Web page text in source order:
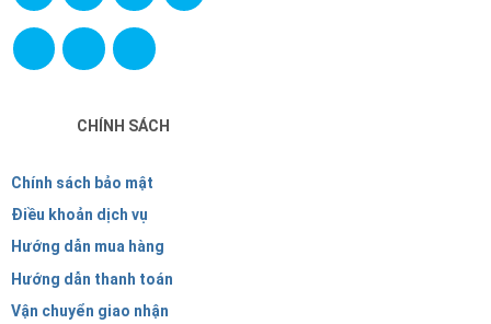
CHÍNH SÁCH
Chính sách bảo mật
Điều khoản dịch vụ
Hướng dẫn mua hàng
Hướng dẫn thanh toán
Vận chuyển giao nhận